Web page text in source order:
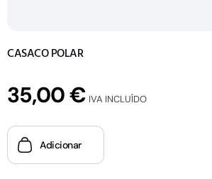
CASACO POLAR
35,00€ IVA INCLUÍDO
Adicionar